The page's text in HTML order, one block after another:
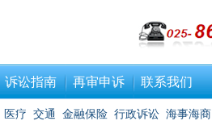
诉讼指南 再审申诉 联系我们
医疗 交通 金融保险 行政诉讼 海事海商